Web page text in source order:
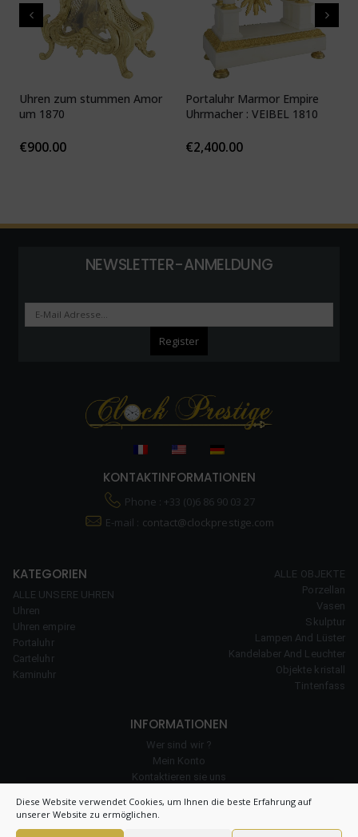
Diese Website verwendet Cookies, um Ihnen die beste Erfahrung auf
unserer Website zu ermöglichen.
Uhren zum stummen Amor
um 1870
€900.00
Portaluhr Marmor Empire
Uhrmacher : VEIBEL 1810
€2,400.00
NEWSLETTER-ANMELDUNG
KONTAKTINFORMATIONEN
Phone : +33 (0)6 86 90 03 27
E-mail : contact@clockprestige.com
KATEGORIEN
ALLE UNSERE UHREN
Uhren
Uhren empire
Portaluhr
Carteluhr
Kaminuhr
ALLE OBJEKTE
Porzellan
Vasen
Skulptur
Lampen And Lüster
Kandelaber And Leuchter
Objekte kristall
Tintenfass
INFORMATIONEN
Wer sind wir ?
Mein Konto
Kontaktieren sie uns
Cookie-Richtlinie